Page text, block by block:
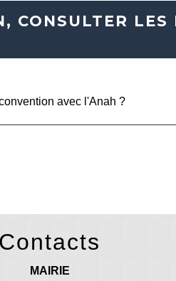
CONSULTER LES
avec l'Anah ?
Contacts
MAIRIE